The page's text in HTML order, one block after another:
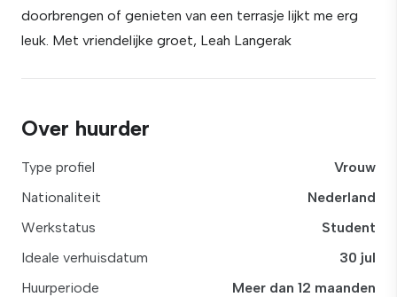
doorbrengen of genieten van een terrasje lijkt me erg
leuk. Met vriendelijke groet, Leah Langerak
Over huurder
Type profiel
Vrouw
Nationaliteit
Nederland
Werkstatus
Student
Ideale verhuisdatum
30 jul
Huurperiode
Meer dan 12 maanden